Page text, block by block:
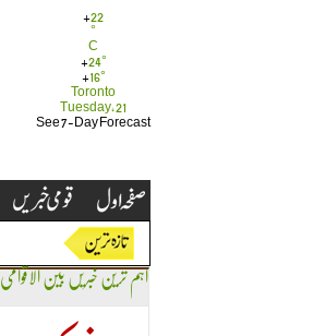
+22
°
C
+24°
+ 16°
Toronto
Tuesday, 21
See 7-Day Forecast
اہم ترین خبریں بین الاقوامی